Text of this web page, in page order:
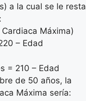
a la cual se le resta
Máxima)
– Edad
= 210 – Edad
de 50 años, la
Máxima sería: